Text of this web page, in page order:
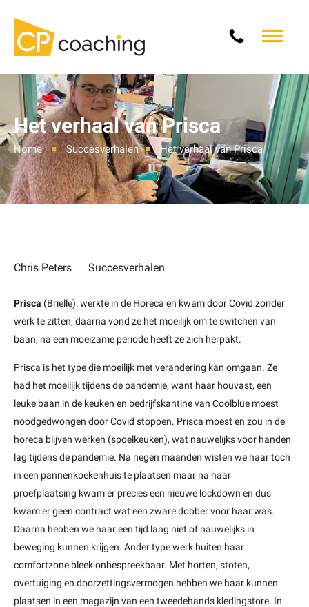
Het verhaal van Prisca
Home Succesverhalen Het verhaal van Prisca
Chris Peters Succesverhalen
Prisca (Brielle): werkte in de Horeca en kwam door Covid zonder
werk te zitten, daarna vond ze het moeilijk om te switchen van
baan, na een moeizame periode heeft ze zich herpakt.
Prisca is het type die moeilijk met verandering kan omgaan. Ze
had het moeilijk tijdens de pandemie, want haar houvast, een
leuke baan in de keuken en bedrijfskantine van Coolblue moest
noodgedwongen door Covid stoppen. Prisca moest en zou in de
horeca blijven werken (spoelkeuken), wat nauwelijks voor handen
lag tijdens de pandemie. Na negen maanden wisten we haar toch
in een pannenkoekenhuis te plaatsen maar na haar
proefplaatsing kwam er precies een nieuwe lockdown en dus
kwam er geen contract wat een zware dobber voor haar was.
Daarna hebben we haar een tijd lang niet of nauwelijks in
beweging kunnen krijgen. Ander type werk buiten haar
comfortzone bleek onbespreekbaar. Met horten, stoten,
overtuiging en doorzettingsvermogen hebben we haar kunnen
plaatsen in een magazijn van een tweedehands kledingstore. In